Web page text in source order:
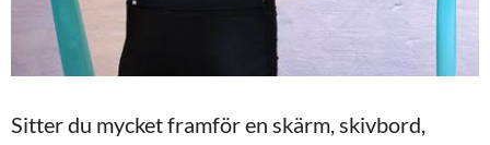
Sitter du mycket framför en skärm, skivbord,